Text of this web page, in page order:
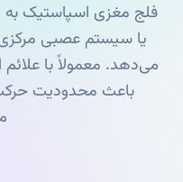
فلج مغزی اسپاستیک
یا سیستم عصبی مرکزی
می‌دهد. معمولاً با
باعث محدودیت